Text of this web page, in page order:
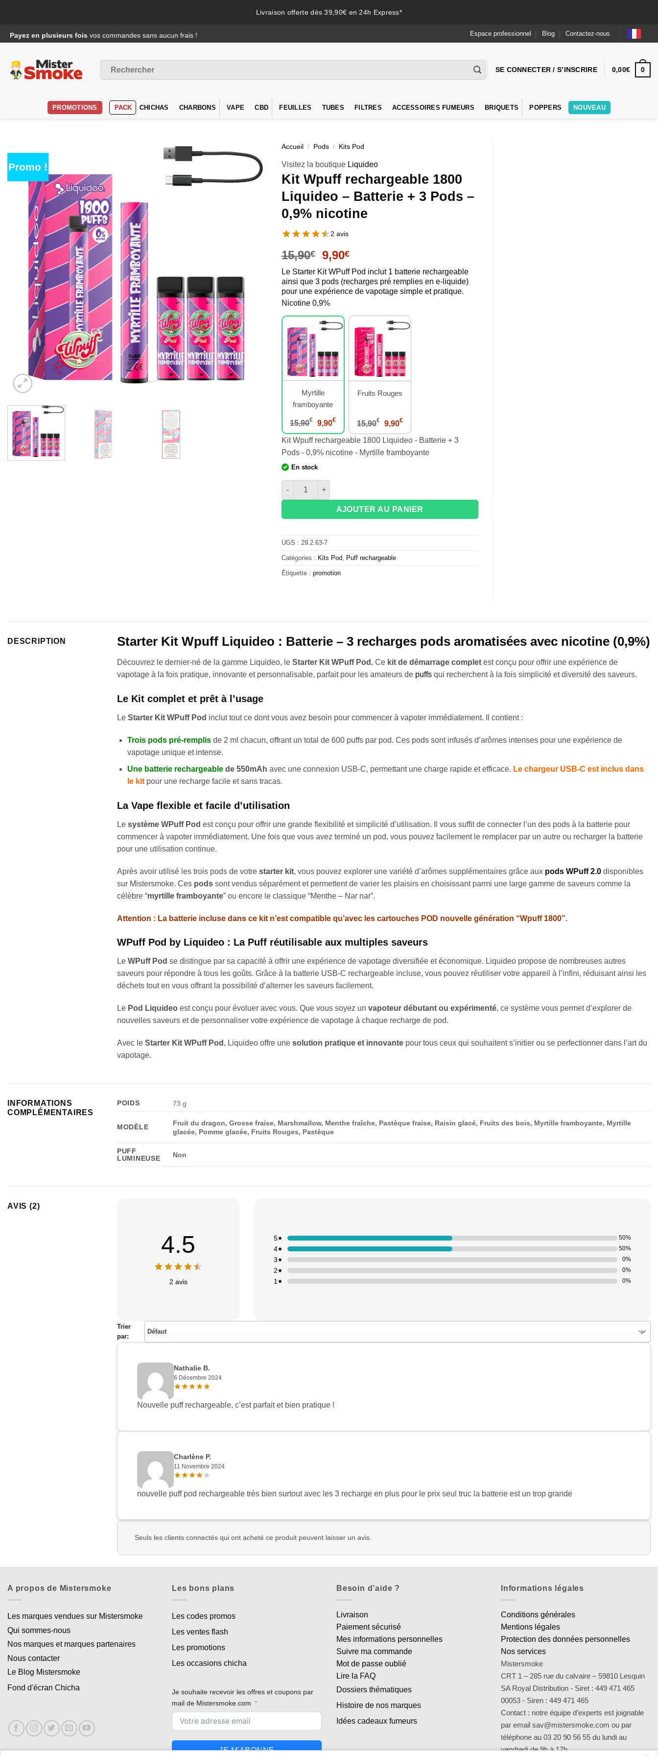
Livraison offerte dès 39,90€ en 24h Express*
au
4 fois sans fraisc'est possible avecAlma Espace professionnel Blog Contactez-nous
pour :
SE CONNECTER / S’INSCRIRE 0,00€ 0
PROMOTIONS PACK CHICHAS CHARBONS VAPE CBD FEUILLES TUBES FILTRES ACCESSOIRES FUMEURS BRIQUETS POPPERS NOUVEAU
Promo !
Accueil / Pods / Kits Pod
Visitez la boutique Liquideo
Kit Wpuff rechargeable 1800
Liquideo – Batterie + 3 Pods –
0,9% nicotine
2 avis
15,90€
Le
prix
initial
était :
15,90€.
9,90€Le
prix
actuel
est :
Le Starter Kit WPuff Pod inclut 1 batterie rechargeable
ainsi que 3 pods (recharges pré remplies en e-liquide)
pour une expérience de vapotage simple et pratique.
Nicotine 0,9%
Myrtille
framboyante
15,90€
Le
prix
initial
était :
15,90€.
9,90€Le
prix
actuel
est :
9,90€.
Fruits Rouges
15,90€
Le
prix
initial
était :
15,90€.
9,90€Le
prix
actuel
est :
9,90€.
Kit Wpuff rechargeable 1800 Liquideo - Batterie + 3
Pods - 0,9% nicotine - Myrtille framboyante
En stock
quantité de Kit Wpuff rechargeable 1800 Liquideo - Batterie + 3 Pods - 0,9% nicotine
AJOUTER AU PANIER
UGS : 29.2.63-7
Catégories : Kits Pod, Puff rechargeable
Étiquette : promotion
DESCRIPTION Starter Kit Wpuff Liquideo : Batterie – 3 recharges pods aromatisées avec nicotine (0,9%)
Découvrez le dernier-né de la gamme Liquideo, le Starter Kit WPuff Pod. Ce kit de démarrage complet est conçu pour offrir une expérience de
vapotage à la fois pratique, innovante et personnalisable, parfait pour les amateurs de puffs qui recherchent à la fois simplicité et diversité des saveurs.
Le Kit complet et prêt à l’usage
Le Starter Kit WPuff Pod inclut tout ce dont vous avez besoin pour commencer à vapoter immédiatement. Il contient :
Trois pods pré-remplisde 2 ml chacun, offrant un total de 600 puffs par pod. Ces pods sont infusés d’arômes intenses pour une expérience de
vapotage unique et intense.
Une batterie rechargeablede 550mAh avec une connexion USB-C, permettant une charge rapide et efficace. Le chargeur USB-C est inclus dans
le kitpour une recharge facile et sans tracas.
La Vape flexible et facile d’utilisation
Le système WPuff Pod est conçu pour offrir une grande flexibilité et simplicité d’utilisation. Il vous suffit de connecter l’un des pods à la batterie pour
commencer à vapoter immédiatement. Une fois que vous avez terminé un pod, vous pouvez facilement le remplacer par un autre ou recharger la batterie
pour une utilisation continue.
Après avoir utilisé les trois pods de votre starter kit, vous pouvez explorer une variété d’arômes supplémentaires grâce aux pods WPuff 2.0 disponibles
sur Mistersmoke. Ces pods sont vendus séparément et permettent de varier les plaisirs en choisissant parmi une large gamme de saveurs comme la
célèbre “myrtille framboyante” ou encore le classique “Menthe – Nar nar”.
Attention : La batterie incluse dans ce kit n’est compatible qu’avec les cartouches POD nouvelle génération “Wpuff 1800”.
WPuff Pod by Liquideo : La Puff réutilisable aux multiples saveurs
Le WPuff Pod se distingue par sa capacité à offrir une expérience de vapotage diversifiée et économique. Liquideo propose de nombreuses autres
saveurs pour répondre à tous les goûts. Grâce à la batterie USB-C rechargeable incluse, vous pouvez réutiliser votre appareil à l’infini, réduisant ainsi les
déchets tout en vous offrant la possibilité d’alterner les saveurs facilement.
Le Pod Liquideo est conçu pour évoluer avec vous. Que vous soyez un vapoteur débutant ou expérimenté, ce système vous permet d’explorer de
nouvelles saveurs et de personnaliser votre expérience de vapotage à chaque recharge de pod.
Avec le Starter Kit WPuff Pod , Liquideo offre une solution pratique et innovante pour tous ceux qui souhaitent s’initier ou se perfectionner dans l’art du
vapotage.
INFORMATIONS
COMPLÉMENTAIRES
POIDS 73 g
MODÈLE
Fruit du dragon, Grosse fraise, Marshmallow, Menthe fraîche, Pastèque fraise, Raisin glacé, Fruits des bois, Myrtille framboyante, Myrtille
glacée, Pomme glacée, Fruits Rouges, Pastèque
PUFF
LUMINEUSE
Non
AVIS (2)
4.5
2 avis 1 0%
2 0%
3 0%
4 50%
5 50%
Trier
par:
Défaut
Nathalie B.
6 Décembre 2024
Nouvelle puff rechargeable, c’est parfait et bien pratique !
Charlène P.
11 Novembre 2024
nouvelle puff pod rechargeable très bien surtout avec les 3 recharge en plus pour le prix seul truc la batterie est un trop grande
Seuls les clients connectés qui ont acheté ce produit peuvent laisser un avis.
A propos de Mistersmoke
Les marques vendues sur Mistersmoke
Qui sommes-nous
Nos marques et marques partenaires
Nous contacter
Le Blog Mistersmoke
Fond d'écran Chicha
Les bons plans
Les codes promos
Les ventes flash
Les promotions
Les occasions chicha
Je souhaite recevoir les offres et coupons par
mail de Mistersmoke.com
JE M'ABONNE
Besoin d’aide ?
Livraison
Paiement sécurisé
Mes informations personnelles
Suivre ma commande
Mot de passe oublié
Lire la FAQ
Dossiers thématiques
Histoire de nos marques
Idées cadeaux fumeurs
Informations légales
Conditions générales
Mentions légales
Protection des données personnelles
Nos services
Mistersmoke
CRT 1 – 285 rue du calvaire – 59810 Lesquin
SA Royal Distribution - Siret : 449 471 465
00053 - Siren : 449 471 465
Contact : notre équipe d’experts est joignable
par email sav@mistersmoke.com ou par
téléphone au 03 20 90 56 55 du lundi au
vendredi de 9h à 17h.